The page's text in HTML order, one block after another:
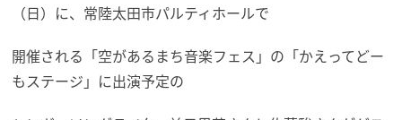
（日）に、常陸太田市パルティホールで
開催される「空があるまち音楽フェス」の「かえってどー
もステージ」に出演予定の